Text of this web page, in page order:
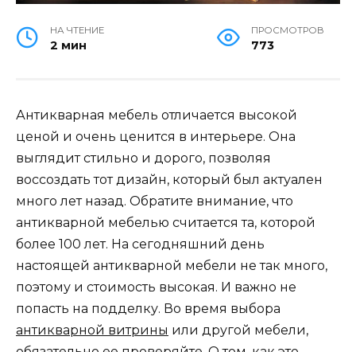
НА ЧТЕНИЕ
2 мин
ПРОСМОТРОВ
773
Антикварная мебель отличается высокой
ценой и очень ценится в интерьере. Она
выглядит стильно и дорого, позволяя
воссоздать тот дизайн, который был актуален
много лет назад. Обратите внимание, что
антикварной мебелью считается та, которой
более 100 лет. На сегодняшний день
настоящей антикварной мебели не так много,
поэтому и стоимость высокая. И важно не
попасть на подделку. Во время выбора
антикварной витрины или другой мебели,